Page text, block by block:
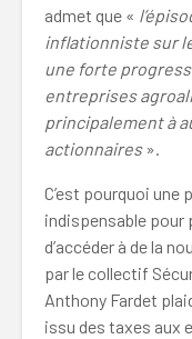
admet que «
inflationniste sur
une forte
entreprises
principalement à
actionnaires ».
C’est pourquoi
indispensable pour
d’accéder à de la
par le collectif
Anthony Fardet
issu des taxes aux